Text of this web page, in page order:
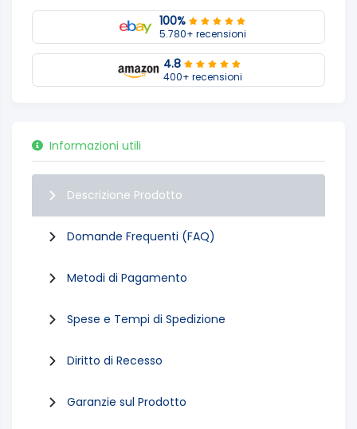
100%
5.780+ recensioni
4.8
400+ recensioni
Informazioni utili
Descrizione Prodotto
Domande Frequenti (FAQ)
Metodi di Pagamento
Spese e Tempi di Spedizione
Diritto di Recesso
Garanzie sul Prodotto